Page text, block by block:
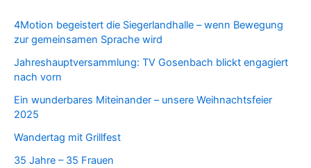
4Motion begeistert die Siegerlandhalle – wenn Bewegung
zur gemeinsamen Sprache wird
Jahreshauptversammlung: TV Gosenbach blickt engagiert
nach vorn
Ein wunderbares Miteinander – unsere Weihnachtsfeier
2025
Wandertag mit Grillfest
35 Jahre – 35 Frauen